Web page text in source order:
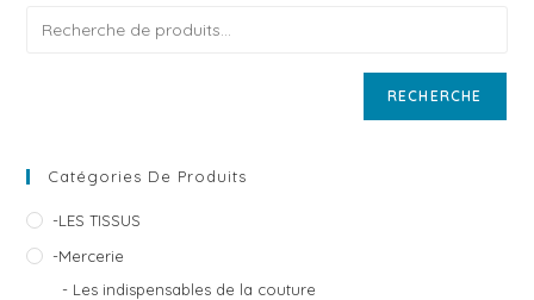
RECHERCHE
Catégories De Produits
-LES TISSUS
-Mercerie
- Les indispensables de la couture